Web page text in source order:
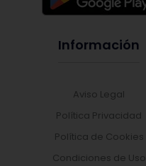
Información
Aviso Legal
Política Privacidad
Política de Cookies
Condiciones de Uso